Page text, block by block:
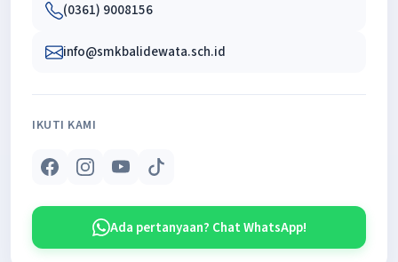
(0361) 9008156
info@smkbalidewata.sch.id
IKUTI KAMI
Ada pertanyaan? Chat WhatsApp!